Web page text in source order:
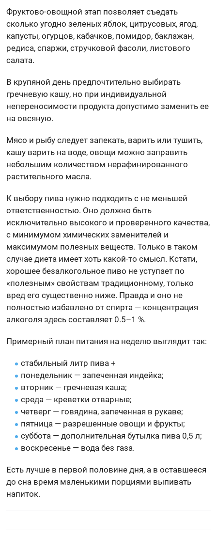
Фруктово-овощной этап позволяет съедать
сколько угодно зеленых яблок, цитрусовых, ягод,
капусты, огурцов, кабачков, помидор, баклажан,
редиса, спаржи, стручковой фасоли, листового
салата.
В крупяной день предпочтительно выбирать
гречневую кашу, но при индивидуальной
непереносимости продукта допустимо заменить ее
на овсяную.
Мясо и рыбу следует запекать, варить или тушить,
кашу варить на воде, овощи можно заправить
небольшим количеством нерафинированного
растительного масла.
К выбору пива нужно подходить с не меньшей
ответственностью. Оно должно быть
исключительно высокого и проверенного качества,
с минимумом химических заменителей и
максимумом полезных веществ. Только в таком
случае диета имеет хоть какой-то смысл. Кстати,
хорошее безалкогольное пиво не уступает по
«полезным» свойствам традиционному, только
вред его существенно ниже. Правда и оно не
полностью избавлено от спирта — концентрация
алкоголя здесь составляет 0.5–1 %.
Примерный план питания на неделю выглядит так:
стабильный литр пива +
понедельник — запеченная индейка;
вторник — гречневая каша;
среда — креветки отварные;
четверг — говядина, запеченная в рукаве;
пятница — разрешенные овощи и фрукты;
суббота — дополнительная бутылка пива 0,5 л;
воскресенье — вода без газа.
Есть лучше в первой половине дня, а в оставшееся
до сна время маленькими порциями выпивать
напиток.